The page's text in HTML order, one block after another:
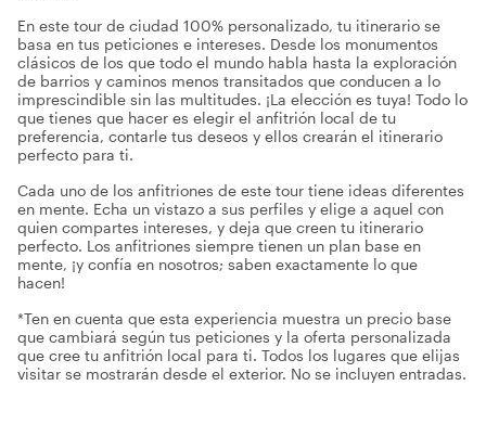
En este tour de ciudad 100% personalizado, tu itinerario se
basa en tus peticiones e intereses. Desde los monumentos
clásicos de los que todo el mundo habla hasta la exploración
de barrios y caminos menos transitados que conducen a lo
imprescindible sin las multitudes. ¡La elección es tuya! Todo lo
que tienes que hacer es elegir el anfitrión local de tu
preferencia, contarle tus deseos y ellos crearán el itinerario
perfecto para ti.
Cada uno de los anfitriones de este tour tiene ideas diferentes
en mente. Echa un vistazo a sus perfiles y elige a aquel con
quien compartes intereses, y deja que creen tu itinerario
perfecto. Los anfitriones siempre tienen un plan base en
mente, ¡y confía en nosotros; saben exactamente lo que
hacen!
*Ten en cuenta que esta experiencia muestra un precio base
que cambiará según tus peticiones y la oferta personalizada
que cree tu anfitrión local para ti. Todos los lugares que elijas
visitar se mostrarán desde el exterior. No se incluyen entradas.